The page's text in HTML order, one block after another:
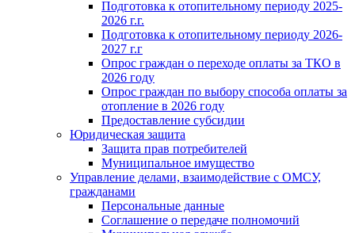
Подготовка к отопительному периоду 2025-
2026 г.г.
Подготовка к отопительному периоду 2026-
2027 г.г
Опрос граждан о переходе оплаты за ТКО в
2026 году
Опрос граждан по выбору способа оплаты за
отопление в 2026 году
Предоставление субсидии
Юридическая защита
Защита прав потребителей
Муниципальное имущество
Управление делами, взаимодействие с ОМСУ,
гражданами
Персональные данные
Соглашение о передаче полномочий